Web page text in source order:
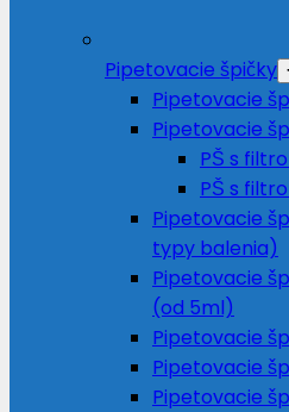
Pipetovacie špičky
Pipetovacie
Pipetovacie
PŠ s
PŠ s
Pipetovacie
typy balenia)
Pipetovacie
(od 5ml)
Pipetovacie
Pipetovacie
Pipetovacie